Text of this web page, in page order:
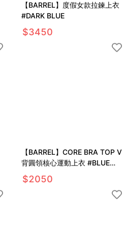
【BARREL】度假女款拉鍊上衣
#DARK BLUE
$3450
【BARREL】CORE BRA TOP V
背圓領核心運動上衣 #BLUE
GRAY
$2050